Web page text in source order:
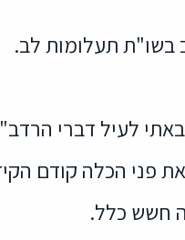
בשו"ת תעלומות לב.
לעיל דברי
פני הכלה קודם
חשש כלל.